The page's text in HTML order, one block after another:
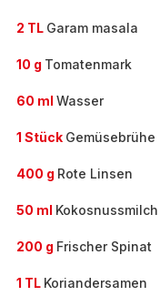
2 TL Garam masala
10 g Tomatenmark
60 ml Wasser
1 Stück Gemüsebrühe
400 g Rote Linsen
50 ml Kokosnussmilch
200 g Frischer Spinat
1 TL Koriandersamen